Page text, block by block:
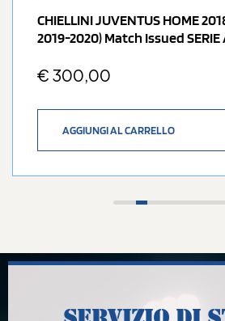
CHIELLINI JUVENTUS HOME
2019-2020) Match Issued SERIE
€ 300,00
AGGIUNGI AL CARRELLO